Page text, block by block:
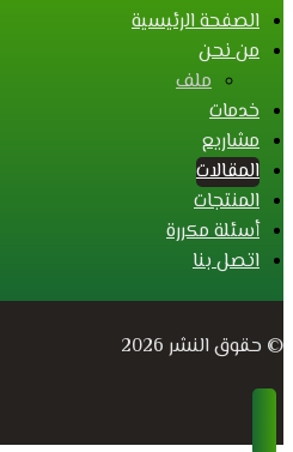
الصفحة الرئيسية
من نحن
ملف
خدمات
مشاريع
المقالات
المنتجات
أسئلة مكررة
اتصل بنا
© حقوق النشر 2026